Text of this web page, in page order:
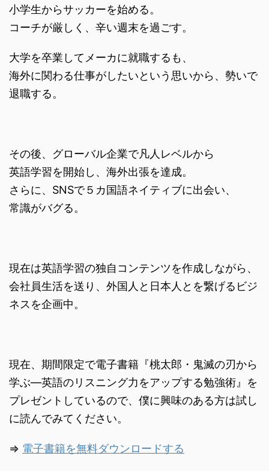
小学生からサッカーを始める。
コーチが厳しく、辛い週末を過ごす。
大学を卒業してメーカに就職するも、
海外に関わる仕事がしたいという思いから、勢いで
退職する。
その後、グローバル企業で凡人レベルから
英語学習を開始し、海外出張を達成。
さらに、SNSで５カ国語ネイティブに出会い、
常識がバグる。
現在は英語学習の独自コンテンツを作成しながら、
会社員生活を送り、外国人と日本人とを繋げるビジ
ネスを企画中。
現在、期間限定で電子書籍『桃太郎・鬼滅の刃から
学ぶ―英語のリスニング力をアップする勉強術』を
プレゼントしているので、僕に興味のある方は試し
に読んでみてください。
⇒ 電子書籍を無料ダウンロードする